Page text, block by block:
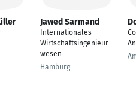
Jawed Sarmand
Internationales
Wirtschaftsingenieur
wesen
Hamburg